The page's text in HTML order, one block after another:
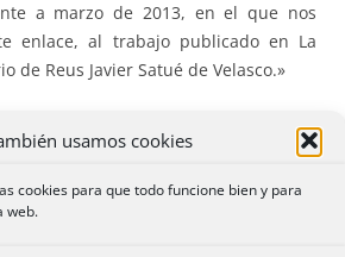
usamos cookies
cookies para que todo funcione bien y para
web.
a marzo de 2013, en el que nos
enlace, al trabajo publicado en La
de Reus Javier Satué de Velasco.»
correspondiente a marzo de 2013
«“Consulta nº 332/12-de la
de Tributos de la Generalitat de
de 2012.